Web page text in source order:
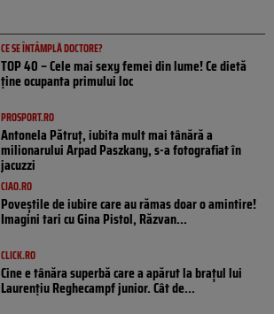
CE SE ÎNTÂMPLĂ DOCTORE?
TOP 40 – Cele mai sexy femei din lume! Ce dietă
ține ocupanta primului loc
PROSPORT.RO
Antonela Pătruț, iubita mult mai tânără a
milionarului Arpad Paszkany, s-a fotografiat în
jacuzzi
CIAO.RO
Poveştile de iubire care au rămas doar o amintire!
Imagini tari cu Gina Pistol, Răzvan...
CLICK.RO
Cine e tânăra superbă care a apărut la brațul lui
Laurențiu Reghecampf junior. Cât de...